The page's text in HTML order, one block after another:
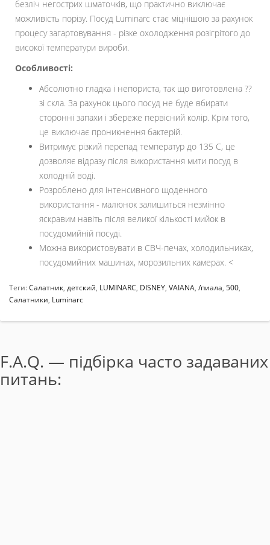
безліч негострих шматочків, що практично виключає
можливість порізу. Посуд Luminarc стає міцнішою за рахунок
процесу загартовування - різке охолодження розігрітого до
високої температури вироби.
Особливості:
Абсолютно гладка і непориста, так що виготовлена ??
зі скла. За рахунок цього посуд не буде вбирати
сторонні запахи і збереже первісний колір. Крім того,
це виключає проникнення бактерій.
Витримує різкий перепад температур до 135 С, це
дозволяє відразу після використання мити посуд в
холодній воді.
Розроблено для інтенсивного щоденного
використання - малюнок залишиться незмінно
яскравим навіть після великої кількості мийок в
посудомийній посуді.
Можна використовувати в СВЧ-печах, холодильниках,
посудомийних машинах, морозильних камерах. <
Теги:Салатник, детский, LUMINARC, DISNEY, VAIANA, /пиала, 500,
Салатники, Luminarc
F.A.Q. — підбірка часто задаваних
питань: